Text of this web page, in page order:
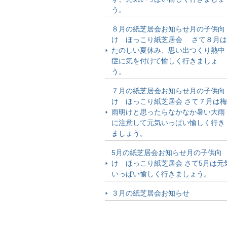
う。
８月の紙芝居会お知らせ月の子供向
け ほっこり紙芝居会 さて８月は
たのしい夏休み、思い出つくり熱中
症に気を付けて愉しく行きましょ
う。
７月の紙芝居会お知らせ月の子供向
け ほっこり紙芝居会 さて７月は梅
雨明けと思ったらなかなか暑い大雨
に注意して元気いっぱい愉しく行き
ましょう。
5月の紙芝居会お知らせ月の子供向
け ほっこり紙芝居会 さて5月は元
いっぱい愉しく行きましょう。
３月の紙芝居会お知らせ